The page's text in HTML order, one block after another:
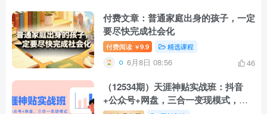
付费文章：普通家庭出身的孩子，一定
要尽快完成社会化
付费阅读 ￥9.9 精选课程
6月8日 08:56 46
（12534期）天涯神贴实战班：抖音
+公众号+网盘，三合一变现模式，搭